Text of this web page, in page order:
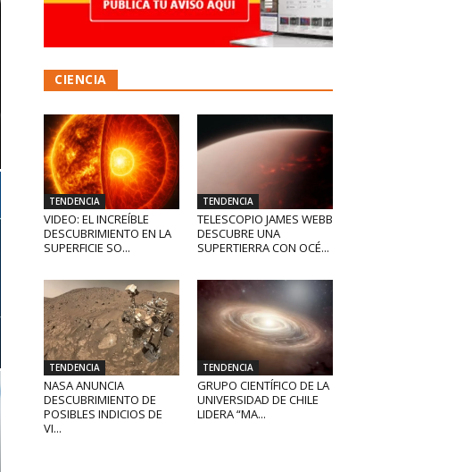
CIENCIA
TENDENCIA
VIDEO: EL INCREÍBLE
DESCUBRIMIENTO EN LA
SUPERFICIE SO...
TENDENCIA
TELESCOPIO JAMES WEBB
DESCUBRE UNA
SUPERTIERRA CON OCÉ...
TENDENCIA
NASA ANUNCIA
DESCUBRIMIENTO DE
POSIBLES INDICIOS DE
VI...
TENDENCIA
GRUPO CIENTÍFICO DE LA
UNIVERSIDAD DE CHILE
LIDERA “MA...